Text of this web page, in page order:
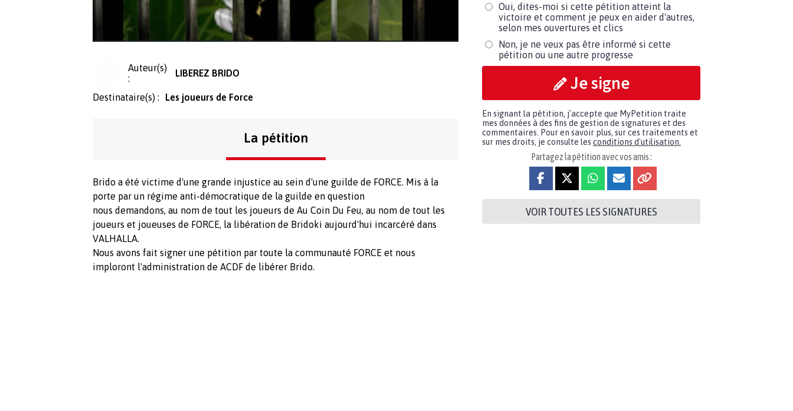
Auteur(s)
:
LIBEREZ BRIDO
Destinataire(s) : Les joueurs de Force
La pétition
Brido a été victime d'une grande injustice au sein d'une guilde de FORCE. Mis à la
porte par un régime anti-démocratique de la guilde en question
nous demandons, au nom de tout les joueurs de Au Coin Du Feu, au nom de tout les
joueurs et joueuses de FORCE, la libération de Bridoki aujourd'hui incarcéré dans
VALHALLA.
Nous avons fait signer une pétition par toute la communauté FORCE et nous
imploront l'administration de ACDF de libérer Brido.
Oui, dites-moi si cette pétition atteint la
victoire et comment je peux en aider d'autres,
selon mes ouvertures et clics
Non, je ne veux pas être informé si cette
pétition ou une autre progresse
Je signe
En signant la pétition, j'accepte que MyPetition traite
mes données à des fins de gestion de signatures et des
commentaires. Pour en savoir plus, sur ces traitements et
sur mes droits, je consulte les conditions d'utilisation.
Partagez la pétition avec vos amis :
VOIR TOUTES LES SIGNATURES